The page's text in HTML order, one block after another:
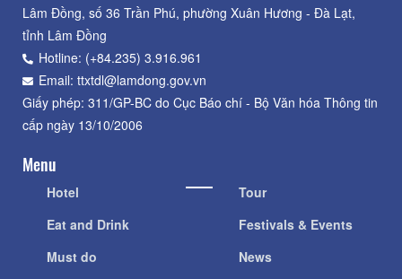
Lâm Đồng, số 36 Trần Phú, phường Xuân Hương - Đà Lạt,
tỉnh Lâm Đồng
Hotline: (+84.235) 3.916.961
Email: ttxtdl@lamdong.gov.vn
Giấy phép: 311/GP-BC do Cục Báo chí - Bộ Văn hóa Thông tin
cấp ngày 13/10/2006
Menu
Hotel
Eat and Drink
Must do
Tour
Festivals & Events
News